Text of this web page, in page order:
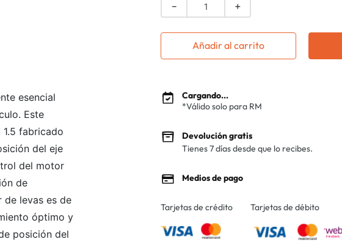
esencial
Este
fabricado
del eje
del motor
de
de levas es de
óptimo y
posición del
＋
－
Añadir al carrito
Cargando...
*Válido solo para RM
Devolución gratis
Tienes 7 días desde que lo recibes.
Medios de pago
Tarjetas de crédito Tarjetas de débito